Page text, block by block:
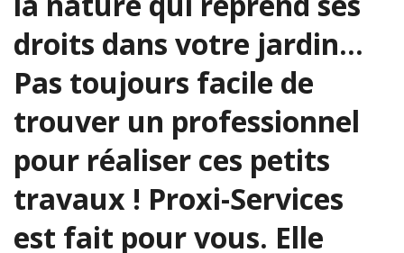
droits dans votre jardin…
Pas toujours facile de
trouver un professionnel
pour réaliser ces petits
travaux ! Proxi-Services
est fait pour vous. Elle